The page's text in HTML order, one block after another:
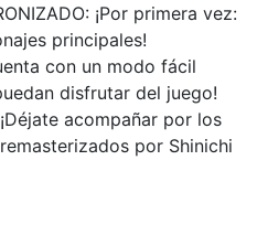
¡Por primera vez:
principales!
con un modo fácil
disfrutar del juego!
acompañar por los
por Shinichi